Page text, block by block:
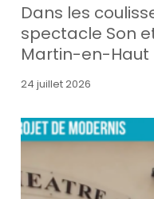
Dans les
spectacle Son
Martin-en-Haut
24 juillet 2026